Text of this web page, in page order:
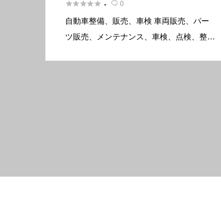
 -  0
自動車整備、販売、車検 車両販売、パー
ツ販売、メンテナンス、車検、点検、整